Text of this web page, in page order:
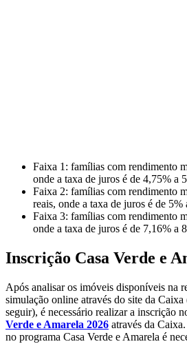
Faixa 1: famílias com rendimento
onde a taxa de juros é de 4,75% a
Faixa 2: famílias com rendimento
reais, onde a taxa de juros é de 5%
Faixa 3: famílias com rendimento
onde a taxa de juros é de 7,16% a
Inscrição Casa Verde e
Após analisar os imóveis disponíveis na
simulação online através do site da Caixa
seguir), é necessário realizar a inscrição
Verde e Amarela 2026 através da
no programa Casa Verde e Amarela é